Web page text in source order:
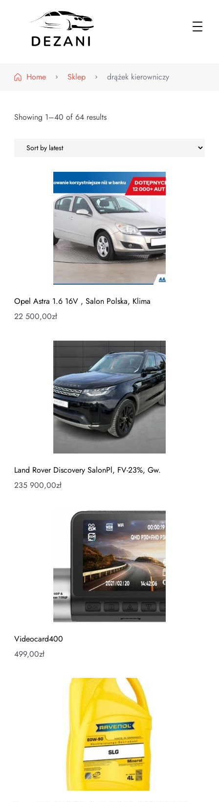
Home
Sklep drążek kierowniczy
Showing 1–40 of 64 results
Opel Astra 1.6 16V , Salon Polska, Klima
22 500,00zł
Land Rover Discovery SalonPl, FV-23%, Gw.
235 900,00zł
Videocard400
499,00zł